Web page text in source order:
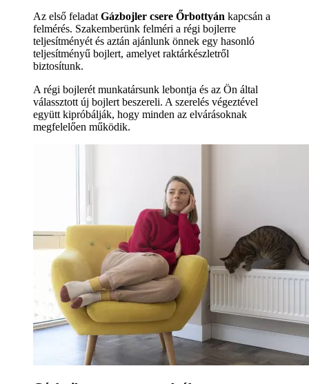
Az első feladat Gázbojler csere Őrbottyán kapcsán a
felmérés. Szakemberünk felméri a régi bojlerre
teljesítményét és aztán ajánlunk önnek egy hasonló
teljesítményű bojlert, amelyet raktárkészletről
biztosítunk.
A régi bojlerét munkatársunk lebontja és az Ön által
válassztott új bojlert beszereli. A szerelés végeztével
együtt kipróbálják, hogy minden az elvárásoknak
megfelelően működik.